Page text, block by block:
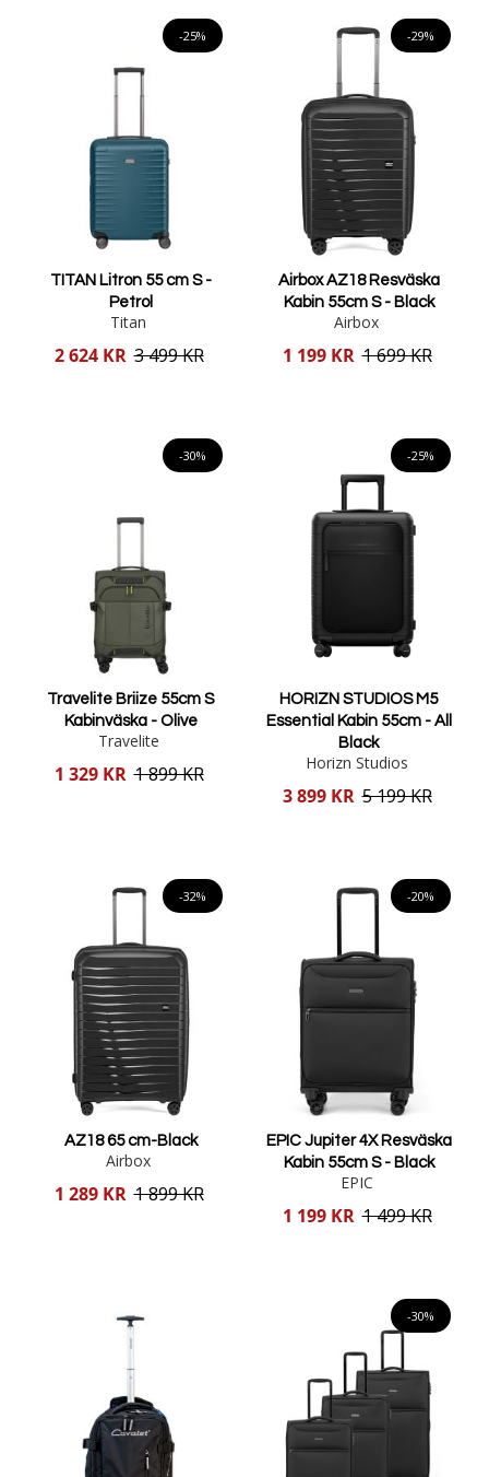
-25%
TITAN Litron 55 cm S -
Petrol
Titan
Reducerat
2 624 KR 3 499 KR
-29%
Airbox AZ18 Resväska
Kabin 55cm S - Black
Airbox
Reducerat
1 199 KR 1 699 KR
-30%
Travelite Briize 55cm S
Kabinväska - Olive
Travelite
Reducerat
1 329 KR 1 899 KR
-25%
HORIZN STUDIOS M5
Essential Kabin 55cm - All
Black
Horizn Studios
Reducerat
3 899 KR 5 199 KR
-32%
AZ18 65 cm-Black
Airbox
Reducerat
1 289 KR 1 899 KR
-20%
EPIC Jupiter 4X Resväska
Kabin 55cm S - Black
EPIC
Reducerat
1 199 KR 1 499 KR
-30%